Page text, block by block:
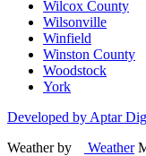
Wilcox County
Wilsonville
Winfield
Winston County
Woodstock
York
Developed by Aptar
Weather by
Weather